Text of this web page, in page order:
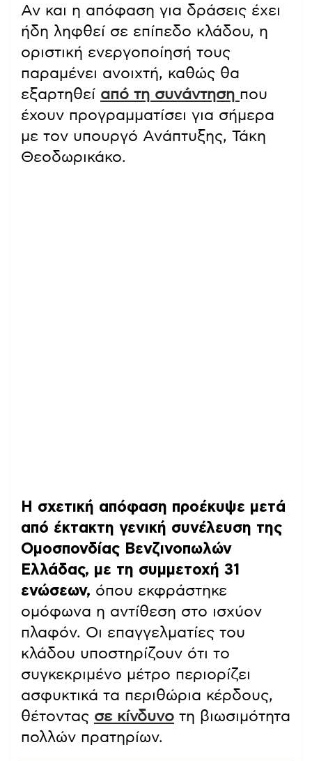
Αν και η απόφαση για δράσεις έχει
ήδη ληφθεί σε επίπεδο κλάδου, η
οριστική ενεργοποίησή τους
παραμένει ανοιχτή, καθώς θα
εξαρτηθεί από τη συνάντηση που
έχουν προγραμματίσει για σήμερα
με τον υπουργό Ανάπτυξης, Τάκη
Θεοδωρικάκο.
Η σχετική απόφαση προέκυψε μετά
από έκτακτη γενική συνέλευση της
Ομοσπονδίας Βενζινοπωλών
Ελλάδας, με τη συμμετοχή 31
ενώσεων, όπου εκφράστηκε
ομόφωνα η αντίθεση στο ισχύον
πλαφόν. Οι επαγγελματίες του
κλάδου υποστηρίζουν ότι το
συγκεκριμένο μέτρο περιορίζει
ασφυκτικά τα περιθώρια κέρδους,
θέτοντας σε κίνδυνο τη βιωσιμότητα
πολλών πρατηρίων.